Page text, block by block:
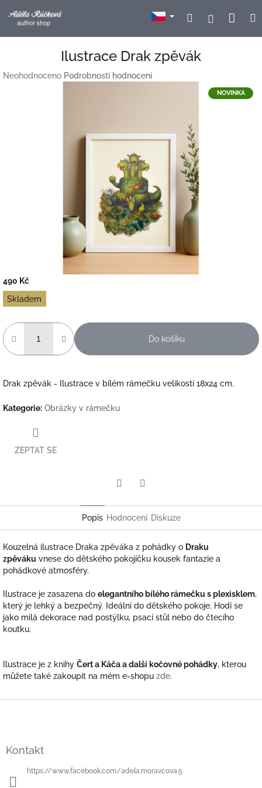
na
obsah
HledatPřihlášení
Ilustrace Drak zpěvák
Průměrné
Neohodnoceno Podrobnosti hodnocení
NOVINKA
490 Kč
Měrná
cena:
Skladem
Do košíku
Drak zpěvák - Ilustrace v bílém rámečku velikosti 18x24 cm.
Kategorie: Obrázky v rámečku
ZEPTAT SE
Popis Hodnocení Diskuze
Kouzelná ilustrace Draka zpěváka z pohádky o Draku
zpěváku vnese do dětského pokojíčku kousek fantazie a
pohádkové atmosféry.
Ilustrace je zasazena do elegantního bílého rámečku s plexisklem,
který je lehký a bezpečný. Ideální do dětského pokoje. Hodí se
jako milá dekorace nad postýlku, psací stůl nebo do čtecího
koutku.
Ilustrace je z knihy Čert a Káča a další kočovné pohádky, kterou
můžete také zakoupit na mém e-shopu zde.
Kontakt
https://www.facebook.com/adela.moravcova.5